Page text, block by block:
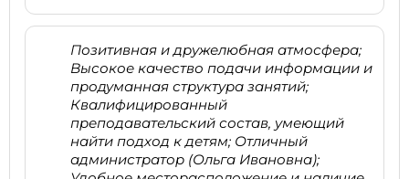
Позитивная и дружелюбная атмосфера;
Высокое качество подачи информации и
продуманная структура занятий;
Квалифицированный
преподавательский состав, умеющий
найти подход к детям; Отличный
администратор (Ольга Ивановна);